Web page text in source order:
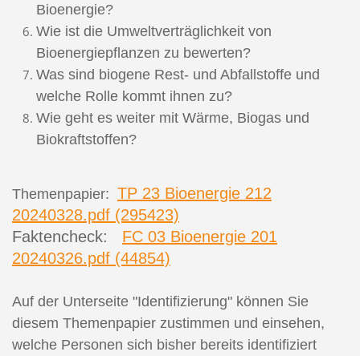
Bioenergie?
Wie ist die Umweltverträglichkeit von
Bioenergiepflanzen zu bewerten?
Was sind biogene Rest- und Abfallstoffe und
welche Rolle kommt ihnen zu?
Wie geht es weiter mit Wärme, Biogas und
Biokraftstoffen?
Themenpapier: TP 23 Bioenergie 212
20240328.pdf (295423)
Faktencheck: FC 03 Bioenergie 201
20240326.pdf (44854)
Auf der Unterseite "Identifizierung" können Sie
diesem Themenpapier zustimmen und einsehen,
welche Personen sich bisher bereits identifiziert